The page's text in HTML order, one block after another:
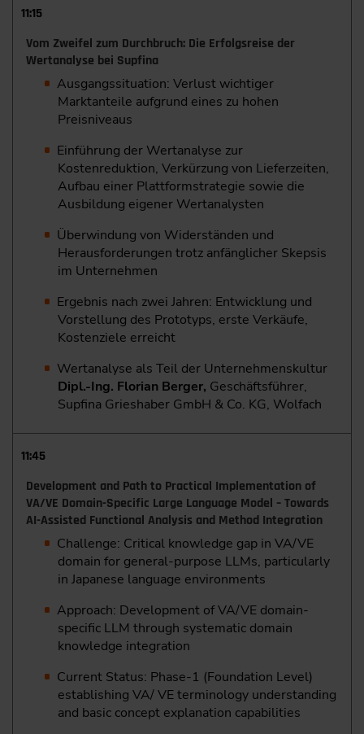
11:15
Vom Zweifel zum Durchbruch: Die Erfolgsreise der
Wertanalyse bei Supfina
Ausgangssituation: Verlust wichtiger
Marktanteile aufgrund eines zu hohen
Preisniveaus
Einführung der Wertanalyse zur
Kostenreduktion, Verkürzung von Lieferzeiten,
Aufbau einer Plattformstrategie sowie die
Ausbildung eigener Wertanalysten
Überwindung von Widerständen und
Herausforderungen trotz anfänglicher Skepsis
im Unternehmen
Ergebnis nach zwei Jahren: Entwicklung und
Vorstellung des Prototyps, erste Verkäufe,
Kostenziele erreicht
Wertanalyse als Teil der Unternehmenskultur
Dipl.-Ing. Florian Berger, Geschäftsführer,
Supfina Grieshaber GmbH & Co. KG, Wolfach
11:45
Development and Path to Practical Implementation of
VA/VE Domain-Specific Large Language Model – Towards
AI-Assisted Functional Analysis and Method Integration
Challenge: Critical knowledge gap in VA/VE
domain for general-purpose LLMs, particularly
in Japanese language environments
Approach: Development of VA/VE domain-
specific LLM through systematic domain
knowledge integration
Current Status: Phase-1 (Foundation Level)
establishing VA/ VE terminology understanding
and basic concept explanation capabilities